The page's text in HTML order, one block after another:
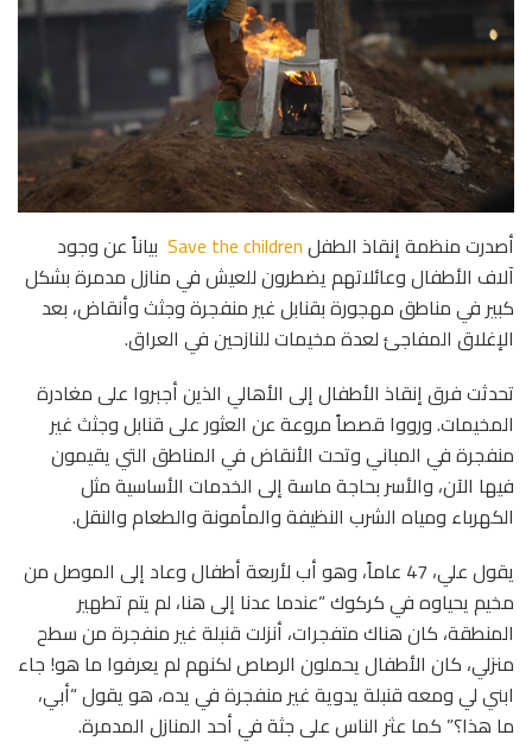
أصدرت منظمة إنقاذ الطفلSave the children بياناً عن وجود
آلاف الأطفال وعائلاتهم يضطرون للعيش في منازل مدمرة بشكل
كبير في مناطق مهجورة بقنابل غير منفجرة وجثث وأنقاض، بعد
الإغلاق المفاجئ لعدة مخيمات للنازحين في العراق.
تحدثت فرق إنقاذ الأطفال إلى الأهالي الذين أجبروا على مغادرة
المخيمات. ورووا قصصاً مروعة عن العثور على قنابل وجثث غير
منفجرة في المباني وتحت الأنقاض في المناطق التي يقيمون
فيها الآن، والأسر بحاجة ماسة إلى الخدمات الأساسية مثل
الكهرباء ومياه الشرب النظيفة والمأمونة والطعام والنقل.
يقول علي، 47 عاماً، وهو أب لأربعة أطفال وعاد إلى الموصل من
مخيم يحياوه في كركوك “عندما عدنا إلى هنا، لم يتم تطهير
المنطقة، كان هناك متفجرات، أنزلت قنبلة غير منفجرة من سطح
منزلي، كان الأطفال يحملون الرصاص لكنهم لم يعرفوا ما هو! جاء
ابني لي ومعه قنبلة يدوية غير منفجرة في يده، هو يقول “أبي،
ما هذا؟” كما عثر الناس على جثة في أحد المنازل المدمرة.